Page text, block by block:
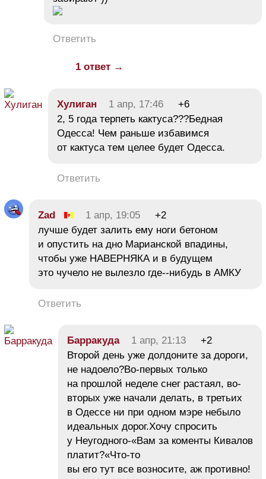
Ответить
1 ответ →
Хулиган 1 апр, 17:46
+6
2, 5 года терпеть кактуса???Бедная
Одесса! Чем раньше избавимся
от кактуса тем целее будет Одесса.
Ответить
Zad 1 апр, 19:05
+2
лучше будет залить ему ноги бетоном
и опустить на дно Марианской впадины,
чтобы уже НАВЕРНЯКА и в будущем
это чучело не вылезло где--нибудь в АМКУ
Ответить
Барракуда 1 апр, 21:13
+2
Второй день уже долдоните за дороги,
не надоело?Во-первых только
на прошлой неделе снег растаял, во-
вторых уже начали делать, в третьих
в Одессе ни при одном мэре небыло
идеальных дорог.Хочу спросить
у Неугодного-«Вам за коменты Кивалов
платит?«Что-то
вы его тут все возносите, аж противно!